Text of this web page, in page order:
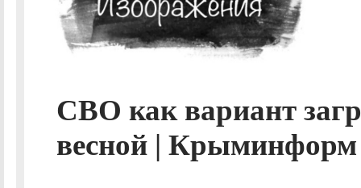
СВО как вариант
весной |